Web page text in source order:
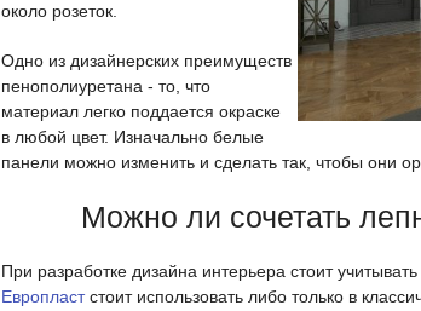
около розеток.
Одно из дизайнерских преимуществ
пенополиуретана - то, что
материал легко поддается окраске
в любой цвет. Изначально белые
панели можно изменить и сделать так, чтобы они
Можно ли сочетать
При разработке дизайна интерьера стоит
Европластстоит использовать либо только в